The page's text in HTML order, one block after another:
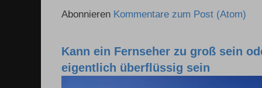
Abonnieren Kommentare zum Post (Atom)
Kann ein Fernseher zu groß sein
eigentlich überflüssig sein